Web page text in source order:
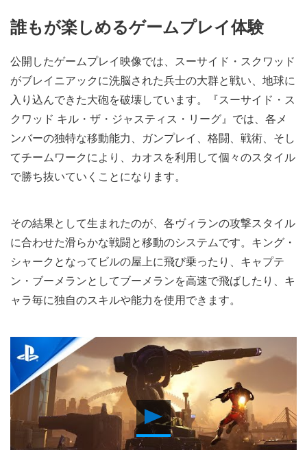
誰もが楽しめるゲームプレイ体験
公開したゲームプレイ映像では、スーサイド・スクワッド
がブレイニアックに洗脳された兵士の大群と戦い、地球に
入り込んできた大砲を破壊しています。『スーサイド・ス
クワッド キル・ザ・ジャスティス・リーグ』では、各メ
ンバーの独特な移動能力、ガンプレイ、格闘、戦術、そし
てチームワークにより、カオスを利用して個々のスタイル
で勝ち抜いていくことになります。
その結果として生まれたのが、各ヴィランの攻撃スタイル
に合わせた滑らかな戦闘と移動のシステムです。キング・
シャークとなってビルの屋上に飛び乗ったり、キャプテ
ン・ブーメランとしてブーメランを高速で飛ばしたり、キ
ャラ毎に独自のスキルや能力を使用できます。
Play
Video